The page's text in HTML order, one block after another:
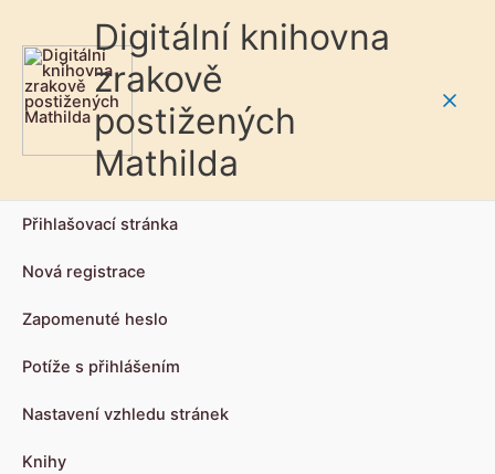
Digitální knihovna
zrakově
postižených
Mathilda
Přihlašovací stránka
Nová registrace
Zapomenuté heslo
Potíže s přihlášením
Nastavení vzhledu stránek
Knihy